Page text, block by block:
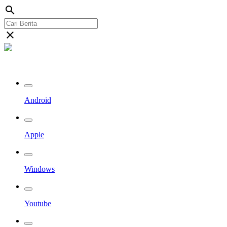
search
close
Android
Apple
Windows
Youtube